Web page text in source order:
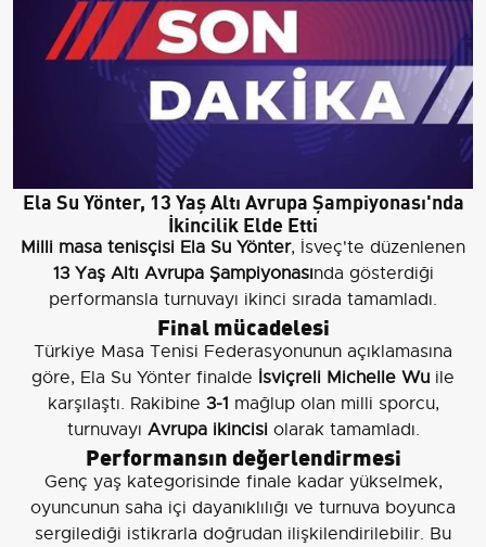
Ela Su Yönter, 13 Yaş Altı Avrupa Şampiyonası'nda
İkincilik Elde Etti
Milli masa tenisçisi Ela Su Yönter, İsveç'te düzenlenen
13 Yaş Altı Avrupa Şampiyonasında gösterdiği
performansla turnuvayı ikinci sırada tamamladı.
Final mücadelesi
Türkiye Masa Tenisi Federasyonunun açıklamasına
göre, Ela Su Yönter finalde İsviçreli Michelle Wu ile
karşılaştı. Rakibine 3-1 mağlup olan milli sporcu,
turnuvayı Avrupa ikincisiolarak tamamladı.
Performansın değerlendirmesi
Genç yaş kategorisinde finale kadar yükselmek,
oyuncunun saha içi dayanıklılığı ve turnuva boyunca
sergilediği istikrarla doğrudan ilişkilendirilebilir. Bu